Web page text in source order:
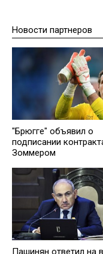
Новости партнеров
"Брюгге" объявил о
подписании
Зоммером
Пашинян ответил на